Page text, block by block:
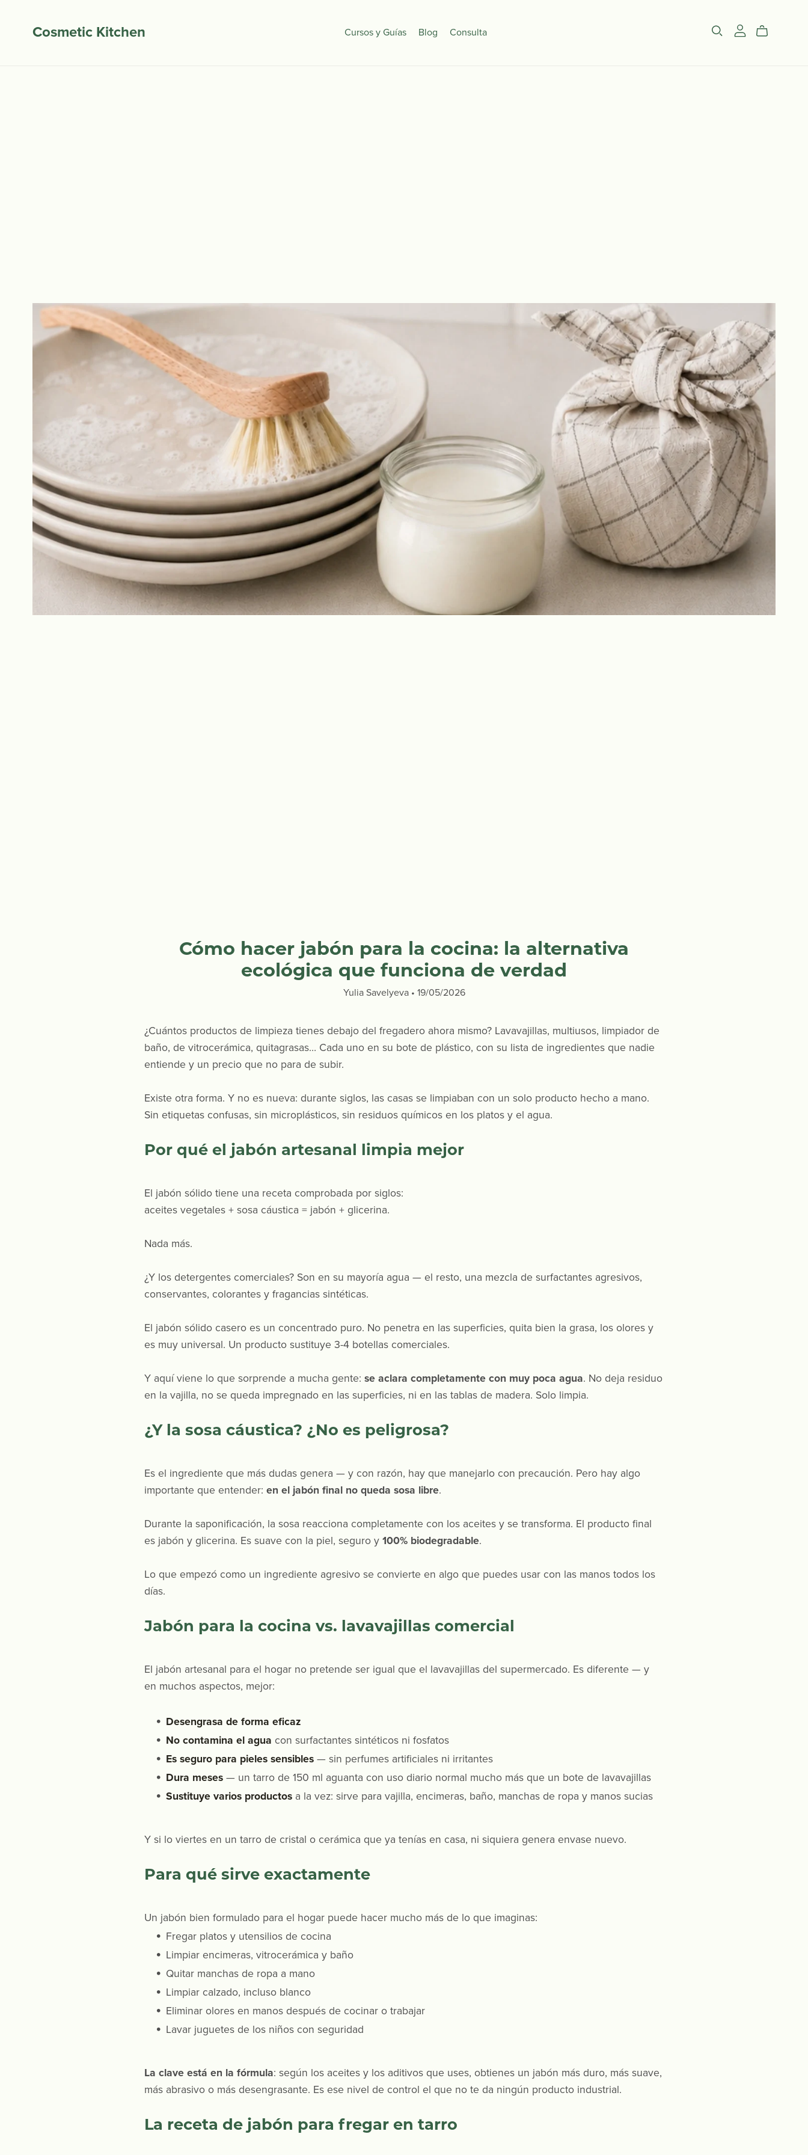
Cosmetic Kitchen Cursos y Guías Blog Consulta
Cómo hacer jabón para la cocina: la alternativa
ecológica que funciona de verdad
Yulia Savelyeva 19/05/2026
¿Cuántos productos de limpieza tienes debajo del fregadero ahora mismo? Lavavajillas, multiusos, limpiador de
baño, de vitrocerámica, quitagrasas… Cada uno en su bote de plástico, con su lista de ingredientes que nadie
entiende y un precio que no para de subir.
Existe otra forma. Y no es nueva: durante siglos, las casas se limpiaban con un solo producto hecho a mano.
Sin etiquetas confusas, sin microplásticos, sin residuos químicos en los platos y el agua.
Por qué el jabón artesanal limpia mejor
El jabón sólido tiene una receta comprobada por siglos:
aceites vegetales + sosa cáustica = jabón + glicerina.
Nada más.
¿Y los detergentes comerciales? Son en su mayoría agua — el resto, una mezcla de surfactantes agresivos,
conservantes, colorantes y fragancias sintéticas.
El jabón sólido casero es un concentrado puro. No penetra en las superficies, quita bien la grasa, los olores y
es muy universal. Un producto sustituye 3-4 botellas comerciales.
Y aquí viene lo que sorprende a mucha gente: se aclara completamente con muy poca agua. No deja residuo
en la vajilla, no se queda impregnado en las superficies, ni en las tablas de madera. Solo limpia.
¿Y la sosa cáustica? ¿No es peligrosa?
Es el ingrediente que más dudas genera — y con razón, hay que manejarlo con precaución. Pero hay algo
importante que entender: en el jabón final no queda sosa libre.
Durante la saponificación, la sosa reacciona completamente con los aceites y se transforma. El producto final
es jabón y glicerina. Es suave con la piel, seguro y 100% biodegradable.
Lo que empezó como un ingrediente agresivo se convierte en algo que puedes usar con las manos todos los
días.
Jabón para la cocina vs. lavavajillas comercial
El jabón artesanal para el hogar no pretende ser igual que el lavavajillas del supermercado. Es diferente — y
en muchos aspectos, mejor:
Desengrasa de forma eficaz
No contamina el agua con surfactantes sintéticos ni fosfatos
Es seguro para pieles sensibles — sin perfumes artificiales ni irritantes
Dura meses — un tarro de 150 ml aguanta con uso diario normal mucho más que un bote de lavavajillas
Sustituye varios productos a la vez: sirve para vajilla, encimeras, baño, manchas de ropa y manos sucias
Y si lo viertes en un tarro de cristal o cerámica que ya tenías en casa, ni siquiera genera envase nuevo.
Para qué sirve exactamente
Un jabón bien formulado para el hogar puede hacer mucho más de lo que imaginas:
Fregar platos y utensilios de cocina
Limpiar encimeras, vitrocerámica y baño
Quitar manchas de ropa a mano
Limpiar calzado, incluso blanco
Eliminar olores en manos después de cocinar o trabajar
Lavar juguetes de los niños con seguridad
La clave está en la fórmula: según los aceites y los aditivos que uses, obtienes un jabón más duro, más suave,
más abrasivo o más desengrasante. Es ese nivel de control el que no te da ningún producto industrial.
La receta de jabón para fregar en tarro